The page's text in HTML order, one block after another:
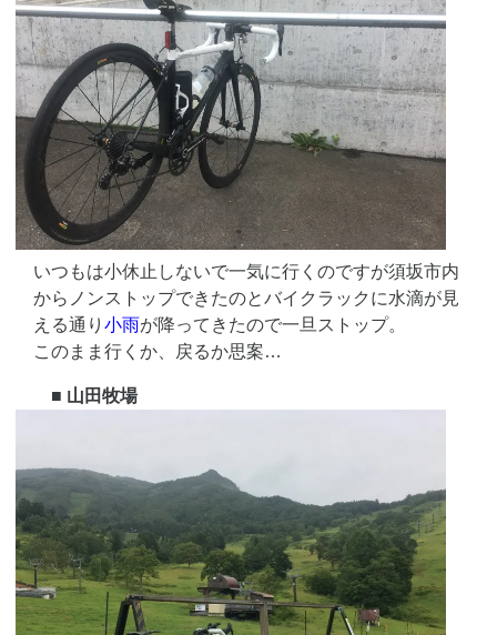
いつもは小休止しないで一気に行くのですが須坂市内
からノンストップできたのとバイクラックに水滴が見
える通り 小雨が降ってきたので一旦ストップ。
このまま行くか、戻るか思案…
■ 山田牧場